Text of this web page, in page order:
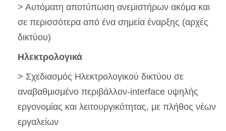
> Αυτόματη αποτύπωση ανεμιστήρων ακόμα και
σε περισσότερα από ένα σημεία έναρξης (αρχές
δικτύου)
Ηλεκτρολογικά
> Σχεδιασμός Ηλεκτρολογικού δικτύου σε
αναβαθμισμένο περιβάλλον-interface υψηλής
εργονομίας και λειτουργικότητας, με πλήθος νέων
εργαλείων